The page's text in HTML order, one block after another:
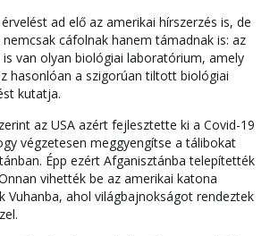
ad elő az amerikai hírszerzés is, de
nemcsak cáfolnak hanem támadnak is: az
is van olyan biológiai laboratórium, amely
hasonlóan a szigorúan tiltott biológiai
kutatja.
az USA azért fejlesztette ki a Covid-19
végzetesen meggyengítse a tálibokat
Épp ezért Afganisztánba telepítették
vihették be az amerikai katona
Vuhanba, ahol világbajnokságot rendeztek